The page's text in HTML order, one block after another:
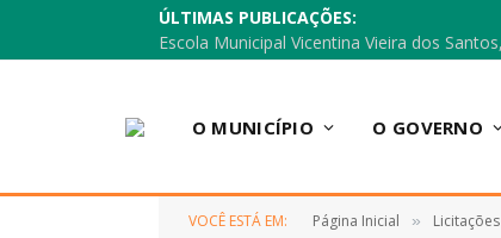
ÚLTIMAS PUBLICAÇÕES:
O MUNICÍPIO O GOVERNO
VOCÊ ESTÁ EM: Página Inicial » Licitações